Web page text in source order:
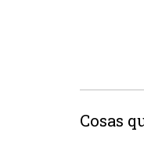
Cosas